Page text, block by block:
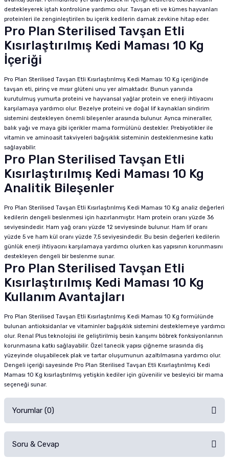
destekleyerek iştah kontrolüne yardımcı olur. Tavşan eti ve kümes hayvanları
proteinleri ile zenginleştirilen bu içerik kedilerin damak zevkine hitap eder.
Pro Plan Sterilised Tavşan Etli
Kısırlaştırılmış Kedi Maması 10 Kg
İçeriği
Pro Plan Sterilised Tavşan Etli Kısırlaştırılmış Kedi Maması 10 Kg içeriğinde
tavşan eti, pirinç ve mısır glüteni unu yer almaktadır. Bunun yanında
kurutulmuş yumurta proteini ve hayvansal yağlar protein ve enerji ihtiyacını
karşılamaya yardımcı olur. Bezelye proteini ve doğal lif kaynakları sindirim
sistemini destekleyen önemli bileşenler arasında bulunur. Ayrıca mineraller,
balık yağı ve maya gibi içerikler mama formülünü destekler. Prebiyotikler ile
vitamin ve aminoasit takviyeleri bağışıklık sisteminin desteklenmesine katkı
sağlayabilir.
Pro Plan Sterilised Tavşan Etli
Kısırlaştırılmış Kedi Maması 10 Kg
Analitik Bileşenler
Pro Plan Sterilised Tavşan Etli Kısırlaştırılmış Kedi Maması 10 Kg analiz değerleri
kedilerin dengeli beslenmesi için hazırlanmıştır. Ham protein oranı yüzde 36
seviyesindedir. Ham yağ oranı yüzde 12 seviyesinde bulunur. Ham lif oranı
yüzde 5 ve ham kül oranı yüzde 7,5 seviyesindedir. Bu besin değerleri kedilerin
günlük enerji ihtiyacını karşılamaya yardımcı olurken kas yapısının korunmasını
destekleyen dengeli bir beslenme sunar.
Pro Plan Sterilised Tavşan Etli
Kısırlaştırılmış Kedi Maması 10 Kg
Kullanım Avantajları
Pro Plan Sterilised Tavşan Etli Kısırlaştırılmış Kedi Maması 10 Kg formülünde
bulunan antioksidanlar ve vitaminler bağışıklık sistemini desteklemeye yardımcı
olur. Renal Plus teknolojisi ile geliştirilmiş besin karışımı böbrek fonksiyonlarının
korunmasına katkı sağlayabilir. Özel tanecik yapısı çiğneme sırasında diş
yüzeyinde oluşabilecek plak ve tartar oluşumunun azaltılmasına yardımcı olur.
Dengeli içeriği sayesinde Pro Plan Sterilised Tavşan Etli Kısırlaştırılmış Kedi
Maması 10 Kg kısırlaştırılmış yetişkin kediler için güvenilir ve besleyici bir mama
seçeneği sunar.
Yorumlar (0)
Soru & Cevap